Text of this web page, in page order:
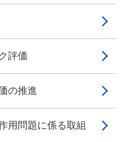
評価
の推進
用問題に係る取組